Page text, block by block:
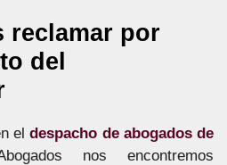
reclamar por
del
eldespacho de abogados de
nos encontremos